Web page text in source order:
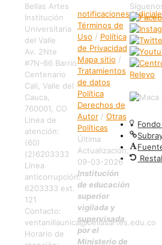
Bellas Artes
Institución
Universitaria
del Valle
Av. 2Nte
#7N-66 Barrio
Centenario
Cali, Valle del
Cauca,
760001, CO
Linea de
atención:
(60)
(2)6203333
Línea
anticorrupción:
6203333 ext.
121
Contacto:
ventanillaunica@bellasartes.edu.co
Horario de
Términos de
Uso / Política
de Privacidad
Mapa sitio /
Tratamientos
de datos
Política
Derechos de
Autor/ Otras
Políticas
Última
Actualización:
09-03-2026
Institución
de educación
superior
vigilada y
supervisada
por el
Ministerio de